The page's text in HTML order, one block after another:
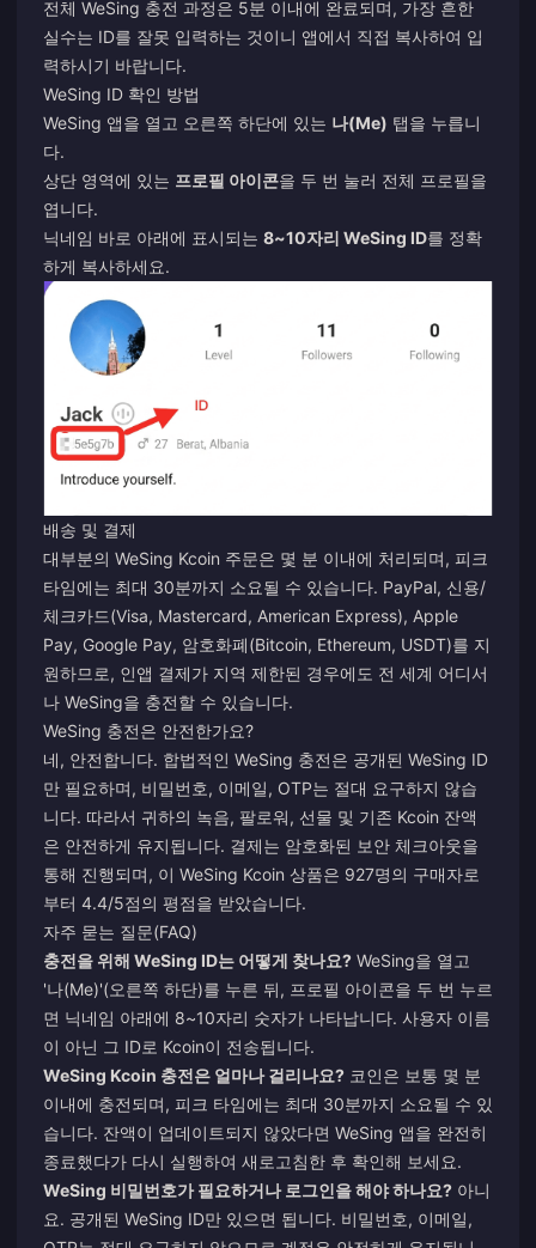
전체 WeSing 충전 과정은 5분 이내에 완료되며, 가장 흔한
실수는 ID를 잘못 입력하는 것이니 앱에서 직접 복사하여 입
력하시기 바랍니다.
WeSing ID 확인 방법
WeSing 앱을 열고 오른쪽 하단에 있는 나(Me) 탭을 누릅니
다.
상단 영역에 있는 프로필 아이콘을 두 번 눌러 전체 프로필을
엽니다.
닉네임 바로 아래에 표시되는 8~10자리 WeSing ID를 정확
하게 복사하세요.
배송 및 결제
대부분의 WeSing Kcoin 주문은 몇 분 이내에 처리되며, 피크
타임에는 최대 30분까지 소요될 수 있습니다. PayPal, 신용/
체크카드(Visa, Mastercard, American Express), Apple
Pay, Google Pay, 암호화폐(Bitcoin, Ethereum, USDT)를 지
원하므로, 인앱 결제가 지역 제한된 경우에도 전 세계 어디서
나 WeSing을 충전할 수 있습니다.
WeSing 충전은 안전한가요?
네, 안전합니다. 합법적인 WeSing 충전은 공개된 WeSing ID
만 필요하며, 비밀번호, 이메일, OTP는 절대 요구하지 않습
니다. 따라서 귀하의 녹음, 팔로워, 선물 및 기존 Kcoin 잔액
은 안전하게 유지됩니다. 결제는 암호화된 보안 체크아웃을
통해 진행되며, 이 WeSing Kcoin 상품은 927명의 구매자로
부터 4.4/5점의 평점을 받았습니다.
자주 묻는 질문(FAQ)
충전을 위해 WeSing ID는 어떻게 찾나요? WeSing을 열고
'나(Me)'(오른쪽 하단)를 누른 뒤, 프로필 아이콘을 두 번 누르
면 닉네임 아래에 8~10자리 숫자가 나타납니다. 사용자 이름
이 아닌 그 ID로 Kcoin이 전송됩니다.
WeSing Kcoin 충전은 얼마나 걸리나요? 코인은 보통 몇 분
이내에 충전되며, 피크 타임에는 최대 30분까지 소요될 수 있
습니다. 잔액이 업데이트되지 않았다면 WeSing 앱을 완전히
종료했다가 다시 실행하여 새로고침한 후 확인해 보세요.
WeSing 비밀번호가 필요하거나 로그인을 해야 하나요? 아니
요. 공개된 WeSing ID만 있으면 됩니다. 비밀번호, 이메일,